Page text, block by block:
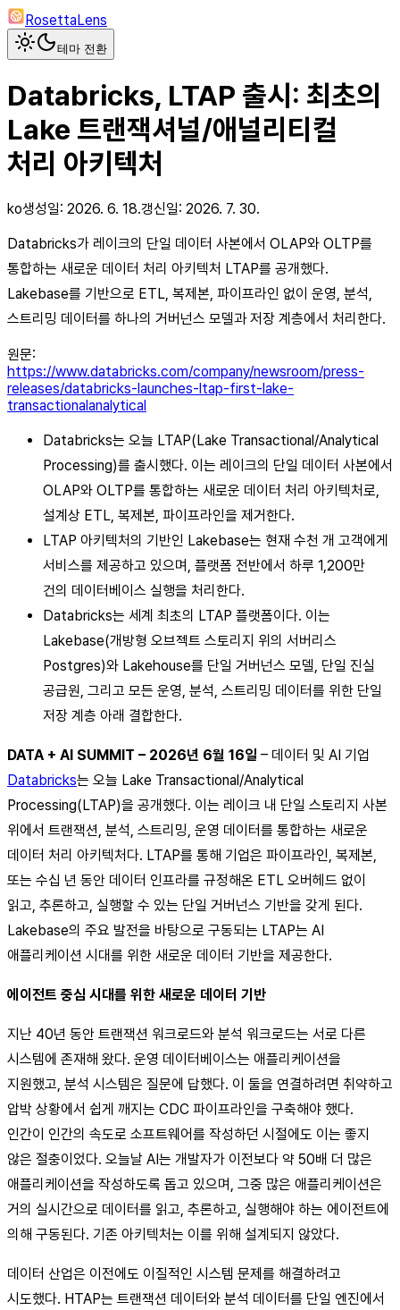
RosettaLens
테마 전환
Databricks, LTAP 출시: 최초의
Lake 트랜잭셔널/애널리티컬
처리 아키텍처
ko생성일: 2026. 6. 18.갱신일: 2026. 7. 30.
Databricks가 레이크의 단일 데이터 사본에서 OLAP와 OLTP를
통합하는 새로운 데이터 처리 아키텍처 LTAP를 공개했다.
Lakebase를 기반으로 ETL, 복제본, 파이프라인 없이 운영, 분석,
스트리밍 데이터를 하나의 거버넌스 모델과 저장 계층에서 처리한다.
원문:
https://www.databricks.com/company/newsroom/press-
releases/databricks-launches-ltap-first-lake-
transactionalanalytical
Databricks는 오늘 LTAP(Lake Transactional/Analytical
Processing)를 출시했다. 이는 레이크의 단일 데이터 사본에서
OLAP와 OLTP를 통합하는 새로운 데이터 처리 아키텍처로,
설계상 ETL, 복제본, 파이프라인을 제거한다.
LTAP 아키텍처의 기반인 Lakebase는 현재 수천 개 고객에게
서비스를 제공하고 있으며, 플랫폼 전반에서 하루 1,200만
건의 데이터베이스 실행을 처리한다.
Databricks는 세계 최초의 LTAP 플랫폼이다. 이는
Lakebase(개방형 오브젝트 스토리지 위의 서버리스
Postgres)와 Lakehouse를 단일 거버넌스 모델, 단일 진실
공급원, 그리고 모든 운영, 분석, 스트리밍 데이터를 위한 단일
저장 계층 아래 결합한다.
DATA + AI SUMMIT – 2026년 6월 16일 – 데이터 및 AI 기업
Databricks는 오늘 Lake Transactional/Analytical
Processing(LTAP)을 공개했다. 이는 레이크 내 단일 스토리지 사본
위에서 트랜잭션, 분석, 스트리밍, 운영 데이터를 통합하는 새로운
데이터 처리 아키텍처다. LTAP를 통해 기업은 파이프라인, 복제본,
또는 수십 년 동안 데이터 인프라를 규정해온 ETL 오버헤드 없이
읽고, 추론하고, 실행할 수 있는 단일 거버넌스 기반을 갖게 된다.
Lakebase의 주요 발전을 바탕으로 구동되는 LTAP는 AI
애플리케이션 시대를 위한 새로운 데이터 기반을 제공한다.
에이전트 중심 시대를 위한 새로운 데이터 기반
지난 40년 동안 트랜잭션 워크로드와 분석 워크로드는 서로 다른
시스템에 존재해 왔다. 운영 데이터베이스는 애플리케이션을
지원했고, 분석 시스템은 질문에 답했다. 이 둘을 연결하려면 취약하고
압박 상황에서 쉽게 깨지는 CDC 파이프라인을 구축해야 했다.
인간이 인간의 속도로 소프트웨어를 작성하던 시절에도 이는 좋지
않은 절충이었다. 오늘날 AI는 개발자가 이전보다 약 50배 더 많은
애플리케이션을 작성하도록 돕고 있으며, 그중 많은 애플리케이션은
거의 실시간으로 데이터를 읽고, 추론하고, 실행해야 하는 에이전트에
의해 구동된다. 기존 아키텍처는 이를 위해 설계되지 않았다.
데이터 산업은 이전에도 이질적인 시스템 문제를 해결하려고
시도했다. HTAP는 트랜잭션 데이터와 분석 데이터를 단일 엔진에서